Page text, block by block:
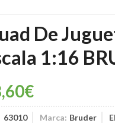
De
1:16
€
63010 Marca: Bruder